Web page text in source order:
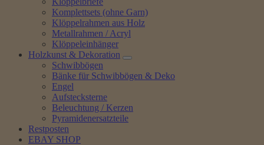
Komplettsets (ohne Garn)
Klöppelrahmen aus Holz
Metallrahmen / Acryl
Klöppeleinhänger
Holzkunst & Dekoration
Schwibbögen
Bänke für Schwibbögen & Deko
Engel
Aufstecksterne
Beleuchtung / Kerzen
Pyramidenersatzteile
Restposten
EBAY SHOP